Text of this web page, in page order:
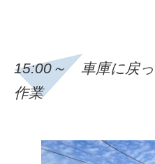
15:00～ 車庫に戻っ
作業